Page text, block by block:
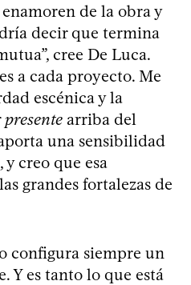
de la obra y
decir que termina
cree De Luca.
a cada proyecto. Me
escénica y la
presente arriba del
una sensibilidad
creo que esa
grandes fortalezas de
configura siempre un
Y es tanto lo que está